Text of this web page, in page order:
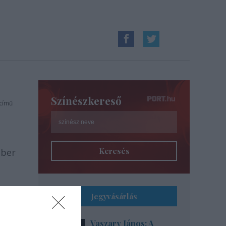
Színészkereső
Keresés
Jegyvásárlás
Vaszary János: A